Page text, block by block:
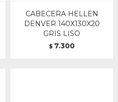
CABECERA HELLEN
DENVER 140X130X20
GRIS LISO
$ 7.300